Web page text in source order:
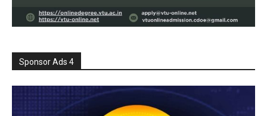
Sponsor Ads 4